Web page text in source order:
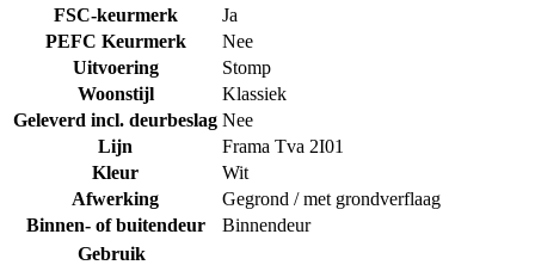
FSC-keurmerk
Ja
PEFC Keurmerk
Nee
Uitvoering
Stomp
Woonstijl
Klassiek
Geleverd incl. deurbeslag Nee
Lijn
Frama Tva 2I01
Kleur
Wit
Afwerking
Gegrond / met grondverflaag
Binnen- of buitendeur
Binnendeur
Gebruik